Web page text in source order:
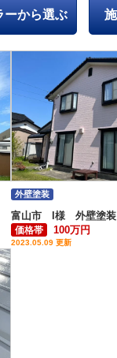
ーから選ぶ
富山市 I様 外壁塗装
価格帯 100万円
2023.05.09 更新
外壁塗装